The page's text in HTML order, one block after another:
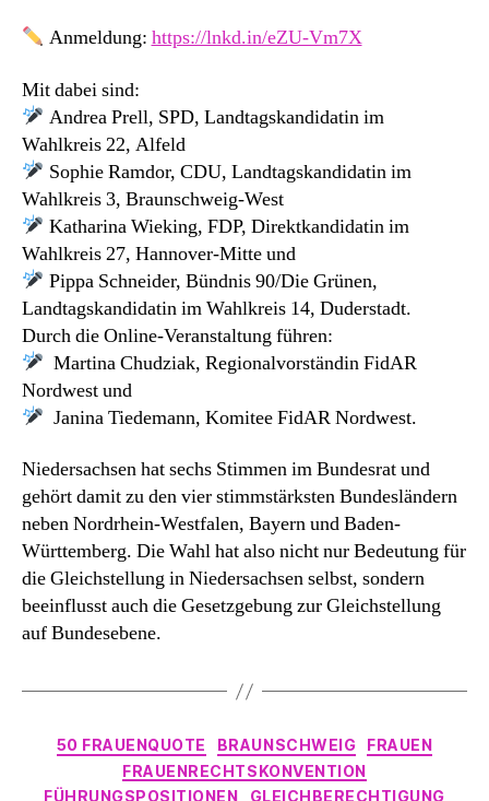
Anmeldung: https://lnkd.in/eZU-Vm7X
Mit dabei sind:
Andrea Prell, SPD, Landtagskandidatin im
Wahlkreis 22, Alfeld
Sophie Ramdor, CDU, Landtagskandidatin im
Wahlkreis 3, Braunschweig-West
Katharina Wieking, FDP, Direktkandidatin im
Wahlkreis 27, Hannover-Mitte und
Pippa Schneider, Bündnis 90/Die Grünen,
Landtagskandidatin im Wahlkreis 14, Duderstadt.
Durch die Online-Veranstaltung führen:
Martina Chudziak, Regionalvorständin FidAR
Nordwest und
Janina Tiedemann, Komitee FidAR Nordwest.
Niedersachsen hat sechs Stimmen im Bundesrat und
gehört damit zu den vier stimmstärksten Bundesländern
neben Nordrhein-Westfalen, Bayern und Baden-
Württemberg. Die Wahl hat also nicht nur Bedeutung für
die Gleichstellung in Niedersachsen selbst, sondern
beeinflusst auch die Gesetzgebung zur Gleichstellung
auf Bundesebene.
Kategorien
50 FRAUENQUOTE BRAUNSCHWEIG
FRAUEN
FRAUENRECHTSKONVENTION
FÜHRUNGSPOSITIONEN
GLEICHBERECHTIGUNG